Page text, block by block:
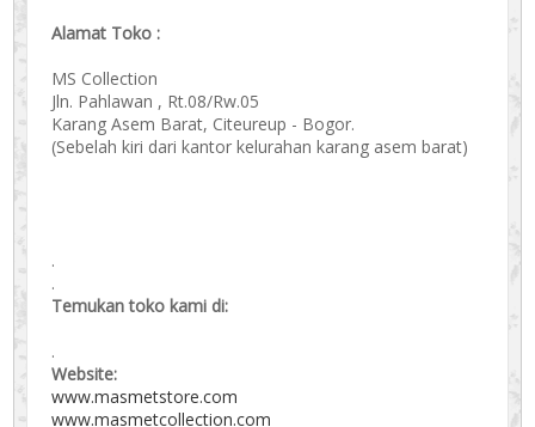
Alamat Toko :
MS Collection
Jln. Pahlawan , Rt.08/Rw.05
Karang Asem Barat, Citeureup - Bogor.
(Sebelah kiri dari kantor kelurahan karang asem barat)
.
.
Temukan toko kami di:
.
Website:
www.masmetstore.com
www.masmetcollection.com